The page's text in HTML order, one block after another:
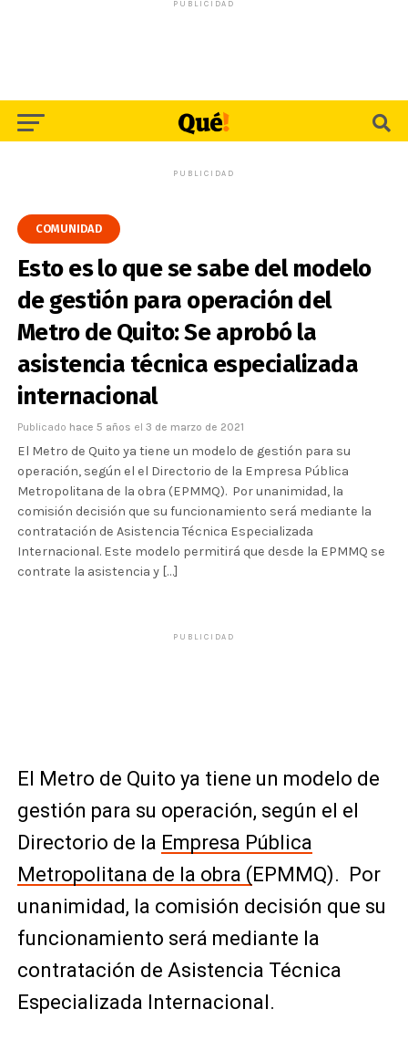
PUBLICIDAD
PUBLICIDAD
COMUNIDAD
Esto es lo que se sabe del modelo
de gestión para operación del
Metro de Quito: Se aprobó la
asistencia técnica especializada
internacional
Publicado hace 5 años el 3 de marzo de 2021
El Metro de Quito ya tiene un modelo de gestión para su
operación, según el el Directorio de la Empresa Pública
Metropolitana de la obra (EPMMQ). Por unanimidad, la
comisión decisión que su funcionamiento será mediante la
contratación de Asistencia Técnica Especializada
Internacional. Este modelo permitirá que desde la EPMMQ se
contrate la asistencia y […]
PUBLICIDAD
El Metro de Quito ya tiene un modelo de
gestión para su operación, según el el
Directorio de la Empresa Pública
Metropolitana de la obra (EPMMQ). Por
unanimidad, la comisión decisión que su
funcionamiento será mediante la
contratación de Asistencia Técnica
Especializada Internacional.